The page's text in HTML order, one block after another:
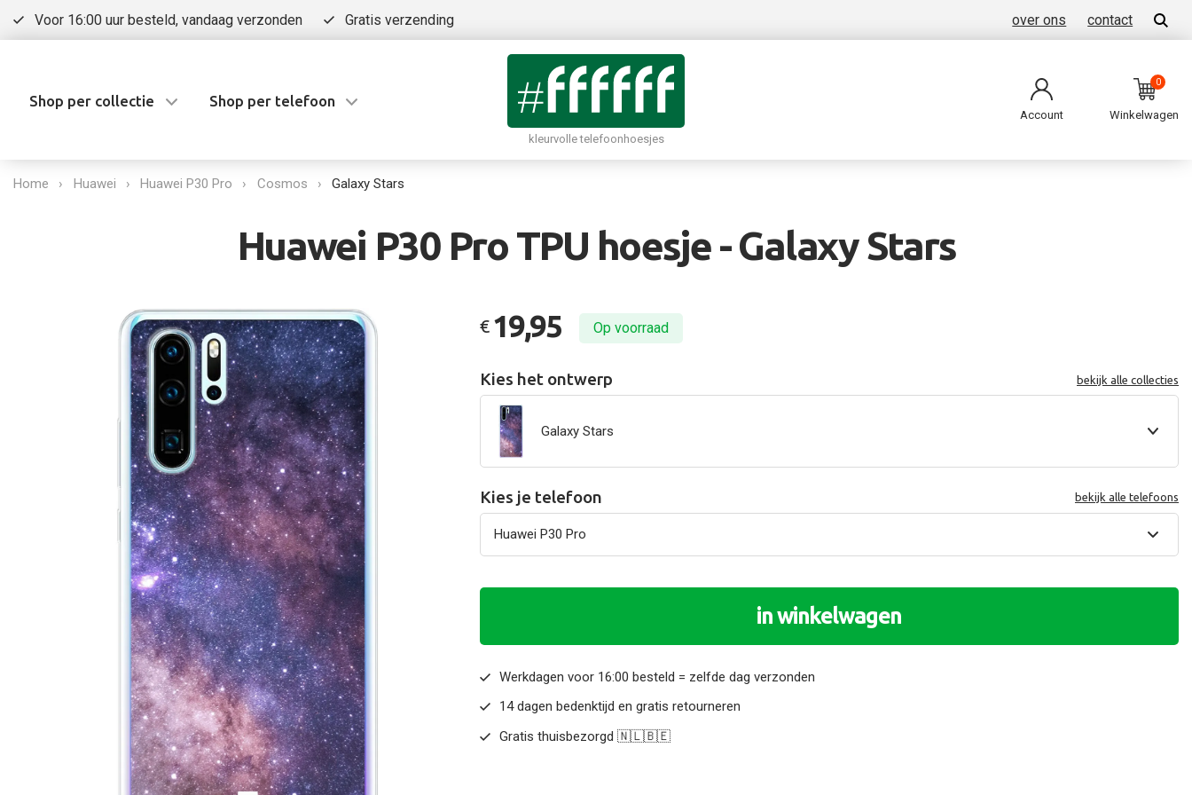
Voor 16:00 uur besteld, vandaag verzonden Gratis verzending over ons contact
Shop per collectie Shop per telefoon
kleurvolle telefoonhoesjes
Account
0
Winkelwagen
Home Huawei Huawei P30 Pro Cosmos Galaxy Stars
Huawei P30 Pro TPU hoesje - Galaxy Stars
€ 19,95 Op voorraad
Kies het ontwerp bekijk alle collecties
Galaxy Stars
Kies je telefoon bekijk alle telefoons
in winkelwagen
Werkdagen voor 16:00 besteld = zelfde dag verzonden
14 dagen bedenktijd en gratis retourneren
Gratis thuisbezorgd 🇳🇱🇧🇪